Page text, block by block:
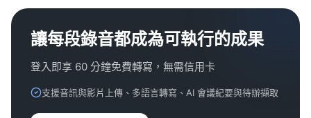
讓每段錄音都成為可執行的成果
登入即享 60 分鐘免費轉寫，無需信用卡
支援音訊與影片上傳、多語言轉寫、AI 會議紀要與待辦擷取